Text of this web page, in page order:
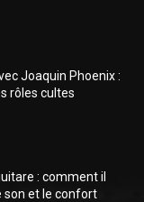
Joaquin Phoenix :
rôles cultes
: comment il
son et le confort